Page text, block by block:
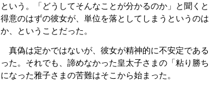
という。「どうしてそんなことが分かるのか」と聞く
得意のはずの彼女が、単位を落としてしまうというの
か、ということだった。
真偽は定かではないが、彼女が精神的に不安定であ
った。それでも、諦めなかった皇太子さまの「粘り勝
になった雅子さまの苦難はそこから始まった。